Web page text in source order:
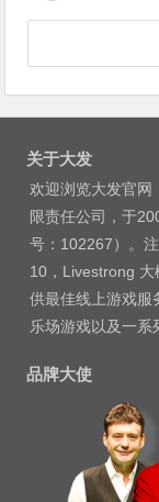
关于大发
欢迎浏览大发官网
限责任公司，于
号：102267）。
10，Livestrong
供最佳线上游戏服
乐场游戏以及一系
品牌大使